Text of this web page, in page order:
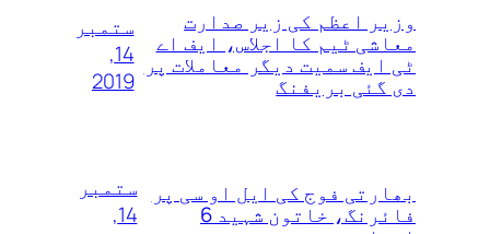
وزیر اعظم کی زیر صدارت
معاشی ٹیم کا اجلاس، ایف اے
ٹی ایف سمیت دیگر معاملات پر
دی گئی بریفنگ
ستمبر
14,
2019
بھارتی فوج کی ایل او سی پر
فائرنگ، خاتون شہید 6
ستمبر
14,